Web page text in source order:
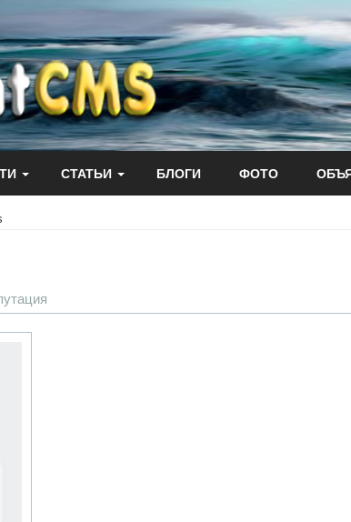
СТАТЬИ БЛОГИ ФОТО